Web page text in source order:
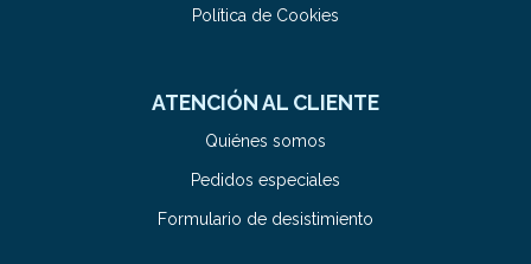
Política de Cookies
ATENCIÓN AL CLIENTE
Quiénes somos
Pedidos especiales
Formulario de desistimiento